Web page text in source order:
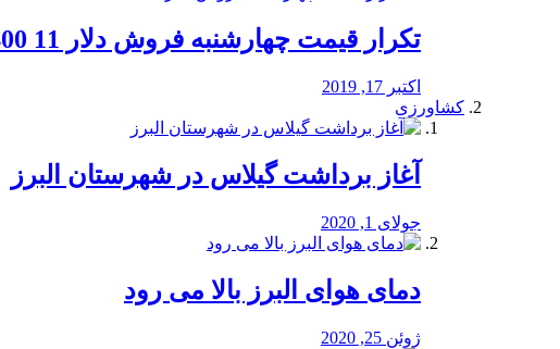
تکرار قیمت چهارشنبه فروش دلار 11 400
اکتبر 17, 2019
کشاورزی
آغاز برداشت گیلاس در شهرستان البرز
جولای 1, 2020
دمای هوای البرز بالا می رود
ژوئن 25, 2020